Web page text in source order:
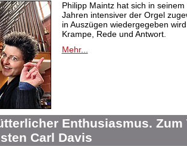
Philipp Maintz hat sich in
Jahren intensiver der Orgel
in Auszügen wiedergegeben
Krampe, Rede und Antwort.
Mehr...
Enthusiasmus. Zum
Carl Davis